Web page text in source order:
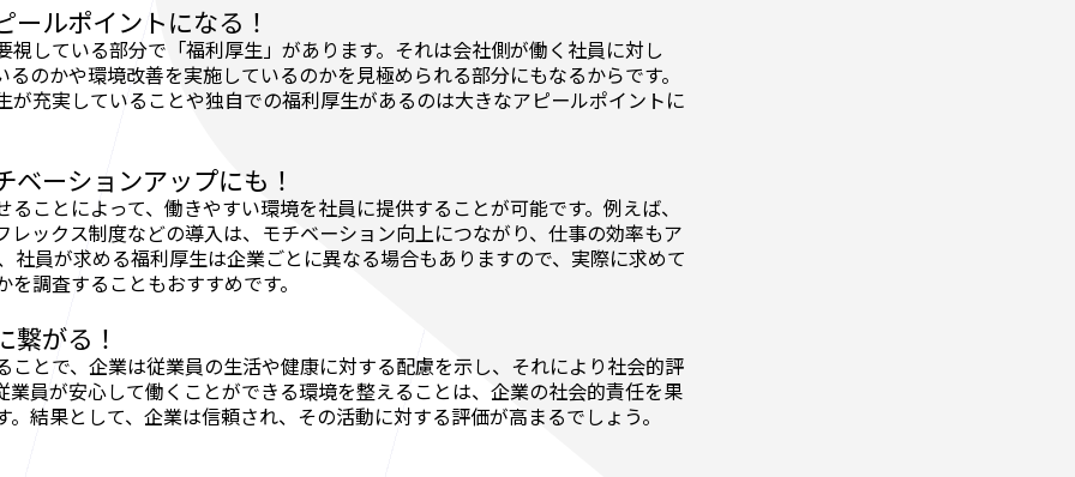
ルポイントになる！
視している部分で「福利厚生」があります。それは会社側が働く社員に対し
るのかや環境改善を実施しているのかを見極められる部分にもなるからです。
が充実していることや独自での福利厚生があるのは大きなアピールポイントに
ーションアップにも！
ることによって、働きやすい環境を社員に提供することが可能です。例えば、
レックス制度などの導入は、モチベーション向上につながり、仕事の効率もア
社員が求める福利厚生は企業ごとに異なる場合もありますので、実際に求めて
調査することもおすすめです。
がる！
ことで、企業は従業員の生活や健康に対する配慮を示し、それにより社会的評
業員が安心して働くことができる環境を整えることは、企業の社会的責任を果
。結果として、企業は信頼され、その活動に対する評価が高まるでしょう。